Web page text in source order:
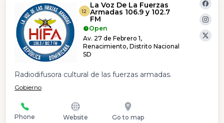
12
La Voz De La Fuerzas
Armadas 106.9 y 102.7
FM
Open
Av. 27 de Febrero 1,
Renacimiento, Distrito Nacional
SD
Radiodifusora cultural de las fuerzas armadas.
Gobierno
Phone Website Go to map